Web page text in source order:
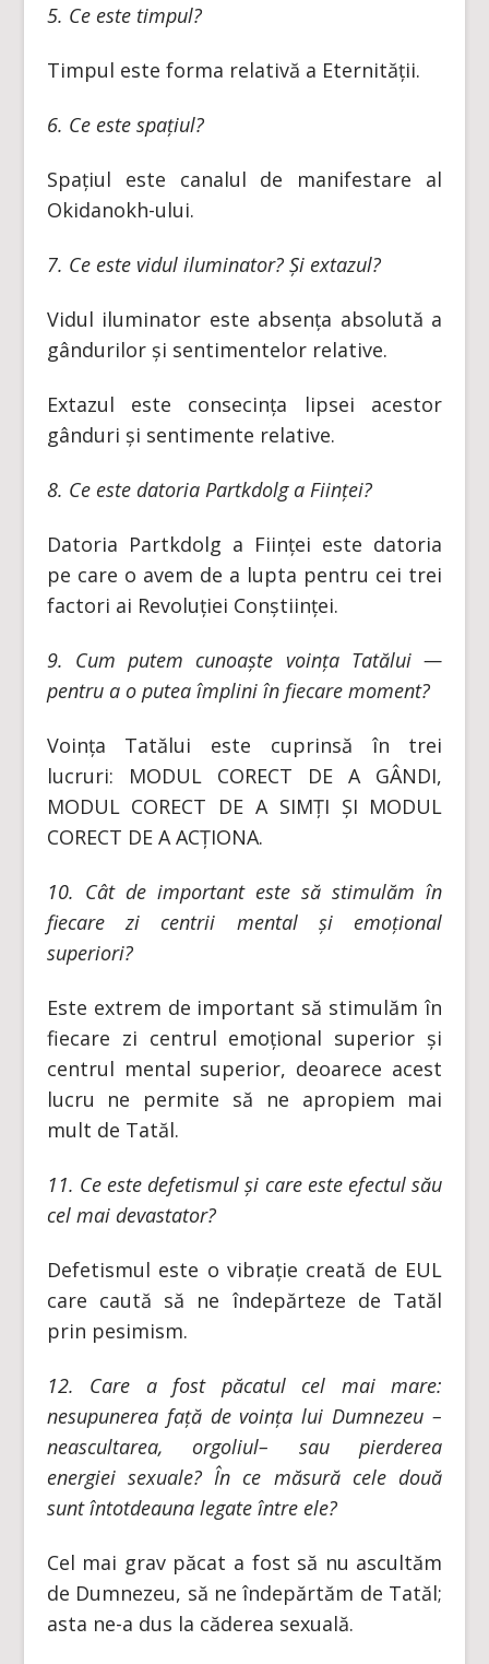
5. Ce este timpul?
Timpul este forma relativă a Eternității.
6. Ce este spațiul?
Spațiul este canalul de manifestare al
Okidanokh-ului.
7. Ce este vidul iluminator? Și extazul?
Vidul iluminator este absența absolută a
gândurilor și sentimentelor relative.
Extazul este consecința lipsei acestor
gânduri și sentimente relative.
8. Ce este datoria Partkdolg a Ființei?
Datoria Partkdolg a Ființei este datoria
pe care o avem de a lupta pentru cei trei
factori ai Revoluției Conștiinței.
9. Cumputem cunoaște voința Tatălui —
pentru a o putea împlini în fiecare moment?
Voința Tatălui este cuprinsă în trei
lucruri: MODUL CORECT DE A GÂNDI,
MODUL CORECT DE A SIMȚI ȘI MODUL
CORECT DE A ACȚIONA.
10. Cât de important este să stimulăm în
fiecare zi centrii mental și emoțional
superiori?
Este extrem de important să stimulăm în
fiecare zi centrul emoțional superior și
centrul mental superior, deoarece acest
lucru ne permite să ne apropiem mai
mult de Tatăl.
11. Ce este defetismul și care este efectul său
cel mai devastator?
Defetismul este o vibrație creată de EUL
care caută să ne îndepărteze de Tatăl
prin pesimism.
12. Care a fost păcatul cel mai mare:
nesupunerea față de voința lui Dumnezeu –
neascultarea, orgoliul– sau pierderea
energiei sexuale? În ce măsură cele două
sunt întotdeauna legate între ele?
Cel mai grav păcat a fost să nu ascultăm
de Dumnezeu, să ne îndepărtăm de Tatăl;
asta ne-a dus la căderea sexuală.